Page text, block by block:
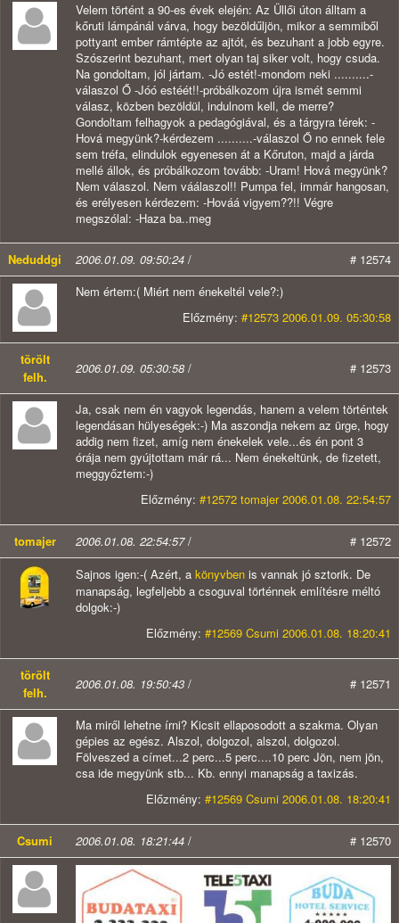
Velem történt a 90-es évek elején: Az Üllői úton álltam a
kőruti lámpánál várva, hogy bezöldűljön, mikor a semmiből
pottyant ember rámtépte az ajtót, és bezuhant a jobb egyre.
Szószerint bezuhant, mert olyan taj siker volt, hogy csuda.
Na gondoltam, jól jártam. -Jó estét!-mondom neki ..........-
válaszol Ő -Jóó estéét!!-próbálkozom újra ismét semmi
válasz, közben bezöldül, indulnom kell, de merre?
Gondoltam felhagyok a pedagógiával, és a tárgyra térek: -
Hová megyünk?-kérdezem ..........-válaszol Ő no ennek fele
sem tréfa, elindulok egyenesen át a Kőruton, majd a járda
mellé állok, és próbálkozom tovább: -Uram! Hová megyünk?
Nem válaszol. Nem váálaszol!! Pumpa fel, immár hangosan,
és erélyesen kérdezem: -Hováá vigyem??!! Végre
megszólal: -Haza ba..meg
Neduddgi 2006.01.09. 09:50:24 /
# 12574
Nem értem:( Miért nem énekeltél vele?:)
Előzmény: #12573 2006.01.09. 05:30:58
törölt
felh.
2006.01.09. 05:30:58 / # 12573
Ja, csak nem én vagyok legendás, hanem a velem történtek
legendásan hülyeségek:-) Ma aszondja nekem az ürge, hogy
addig nem fizet, amíg nem énekelek vele...és én pont 3
órája nem gyújtottam már rá... Nem énekeltünk, de fizetett,
meggyőztem:-)
Előzmény: #12572 tomajer 2006.01.08. 22:54:57
tomajer 2006.01.08. 22:54:57/
# 12572
Sajnos igen:-( Azért, a könyvben is vannak jó sztorik. De
manapság, legfeljebb a csoguval történnek említésre méltó
dolgok:-)
Előzmény: #12569 Csumi 2006.01.08. 18:20:41
törölt
felh.
2006.01.08. 19:50:43 / # 12571
Ma miről lehetne írni? Kicsit ellaposodott a szakma. Olyan
gépies az egész. Alszol, dolgozol, alszol, dolgozol.
Fölveszed a címet...2 perc...5 perc....10 perc Jön, nem jön,
csa ide megyünk stb... Kb. ennyi manapság a taxizás.
Előzmény: #12569 Csumi 2006.01.08. 18:20:41
Csumi 2006.01.08. 18:21:44 / # 12570